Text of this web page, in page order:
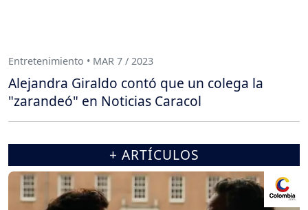
Entretenimiento • MAR 7 / 2023
Alejandra Giraldo contó que un colega la
"zarandeó" en Noticias Caracol
+ ARTÍCULOS